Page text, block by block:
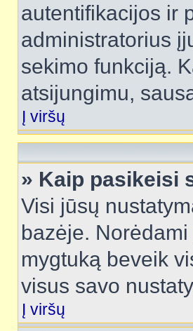
autentifikacijos ir
administratorius
sekimo funkciją.
atsijungimu,
Į viršų
» Kaip pasikeisi
Visi jūsų
bazėje.
mygtuką beveik
visus savo
Į viršų